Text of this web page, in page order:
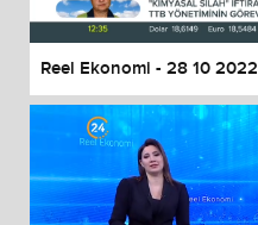
Reel Ekonomi - 28 10 2022